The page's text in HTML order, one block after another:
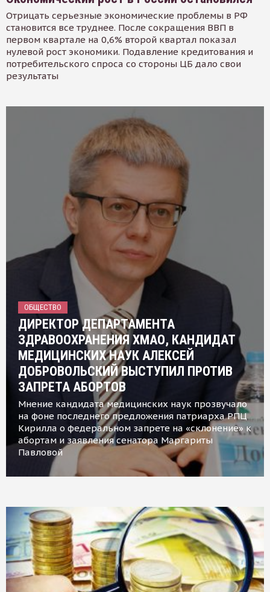
Отрицать серьезные экономические проблемы в РФ
становится все труднее. После сокращения ВВП в
первом квартале на 0,6% второй квартал показал
нулевой рост экономики. Подавление кредитования и
потребительского спроса со стороны ЦБ дало свои
результаты
ОБЩЕСТВО
ДИРЕКТОР ДЕПАРТАМЕНТА
ЗДРАВООХРАНЕНИЯ ХМАО, КАНДИДАТ
МЕДИЦИНСКИХ НАУК АЛЕКСЕЙ
ДОБРОВОЛЬСКИЙ ВЫСТУПИЛ ПРОТИВ
ЗАПРЕТА АБОРТОВ
Мнение кандидата медицинских наук прозвучало
на фоне последнего предложения патриарха РПЦ
Кирилла о федеральном запрете на «склонение» к
абортам и заявления сенатора Маргариты
Павловой